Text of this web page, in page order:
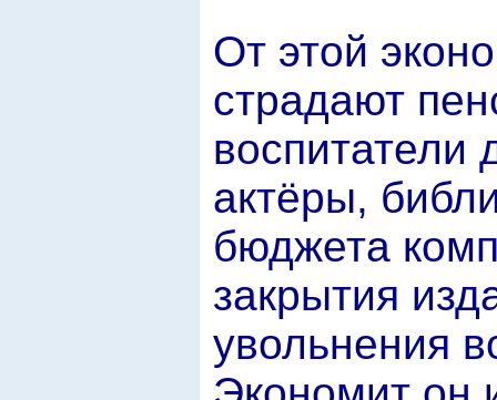
От этой
страдают
воспитатели
актёры,
бюджета
закрытия
увольнения